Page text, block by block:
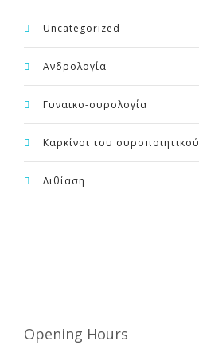
Uncategorized
Ανδρολογία
Γυναικο-ουρολογία
Καρκίνοι του ουροποιητικού
Λιθίαση
Opening Hours